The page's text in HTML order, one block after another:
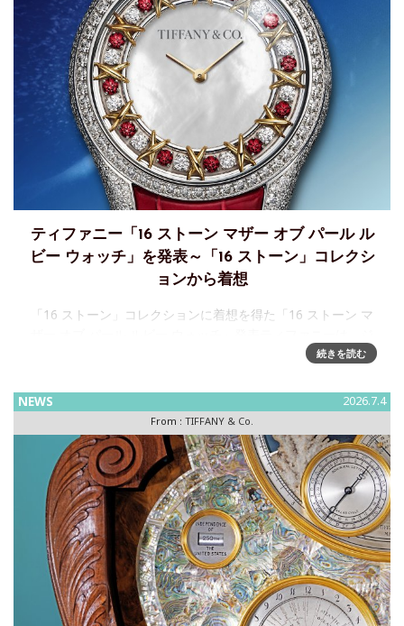
ティファニー「16 ストーン マザー オブ パール ル
ビー ウォッチ」を発表～「16 ストーン」コレクシ
ョンから着想
「16 ストーン」コレクションに着想を得た「16 ストーン マ
ャン・シュランバージェのデザイン レガシーを讃える「16 ス
続きを読む
NEWS 2026.7.4
From : TIFFANY & Co.